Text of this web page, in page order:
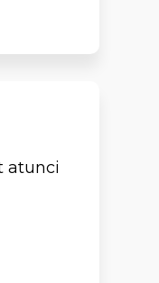
atunci